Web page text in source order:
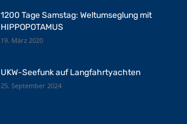
1200 Tage Samstag: Weltumseglung mit
HIPPOPOTAMUS
19. März 2020
UKW-Seefunk auf Langfahrtyachten
25. September 2024